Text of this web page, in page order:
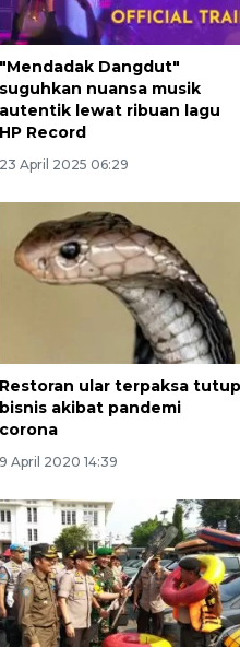
"Mendadak Dangdut"
suguhkan nuansa musik
autentik lewat ribuan lagu
HP Record
23 April 2025 06:29
Restoran ular terpaksa tutup
bisnis akibat pandemi
corona
9 April 2020 14:39